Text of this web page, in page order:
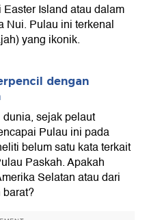
Island atau dalam
Nui. Pulau ini terkenal
yang ikonik.
dengan
sejak pelaut
Pulau ini pada
belum satu kata terkait
Paskah. Apakah
Selatan atau dari